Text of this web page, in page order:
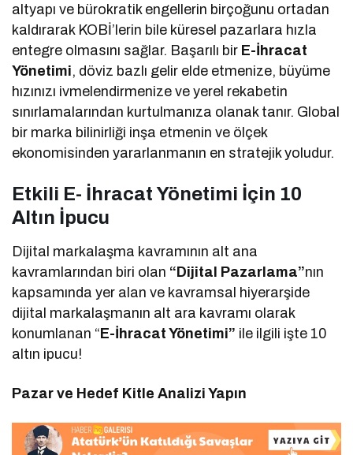
altyapı ve bürokratik engellerin birçoğunu ortadan
kaldırarak KOBİ’lerin bile küresel pazarlara hızla
entegre olmasını sağlar. Başarılı bir E-İhracat
Yönetimi, döviz bazlı gelir elde etmenize, büyüme
hızınızı ivmelendirmenize ve yerel rekabetin
sınırlamalarından kurtulmanıza olanak tanır. Global
bir marka bilinirliği inşa etmenin ve ölçek
ekonomisinden yararlanmanın en stratejik yoludur.
Etkili E- İhracat Yönetimi İçin 10
Altın İpucu
Dijital markalaşma kavramının alt ana
kavramlarından biri olan “Dijital Pazarlama”nın
kapsamında yer alan ve kavramsal hiyerarşide
dijital markalaşmanın alt ara kavramı olarak
konumlanan “E-İhracat Yönetimi” ile ilgili işte 10
altın ipucu!
Pazar ve Hedef Kitle Analizi Yapın